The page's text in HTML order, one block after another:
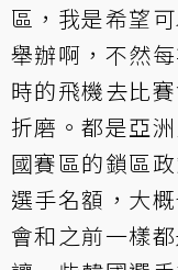
區，我是希望
舉辦啊，不然
時的飛機去比
折磨。都是亞
國賽區的鎖區
選手名額，大
會和之前一樣